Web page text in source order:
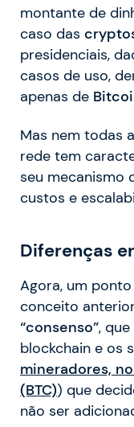
montante de
caso das
presidenciais,
casos de uso,
apenas de
Mas nem todas
rede tem
seu mecanismo
custos e
Diferenças
Agora, um
conceito
“consenso”,
blockchain e os
mineradores,
(BTC)) que
não ser